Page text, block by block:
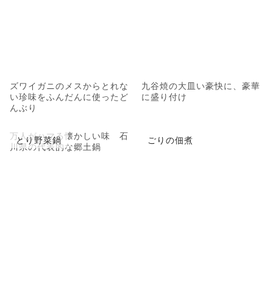
ズワイガニのメスからとれな
い珍味をふんだんに使ったど
んぶり
九谷焼の大皿い豪快に、豪華
に盛り付け
とり野菜鍋
万人がハマる懐かしい味 石
川県の代表的な郷土鍋
ごりの佃煮